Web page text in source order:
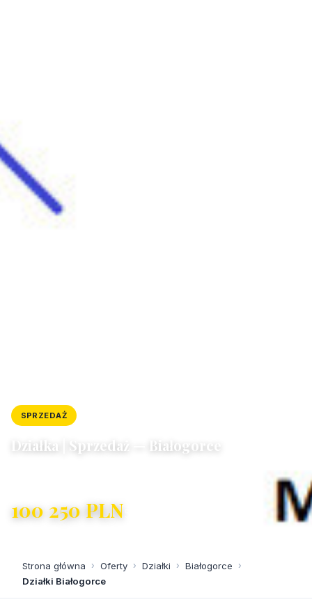
SPRZEDAŻ
Działka | Sprzedaż — Białogorce
100 250 PLN
Strona główna › Oferty › Działki › Białogorce ›
Działki Białogorce